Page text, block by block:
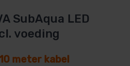
SubAqua LED
voeding
meter kabel